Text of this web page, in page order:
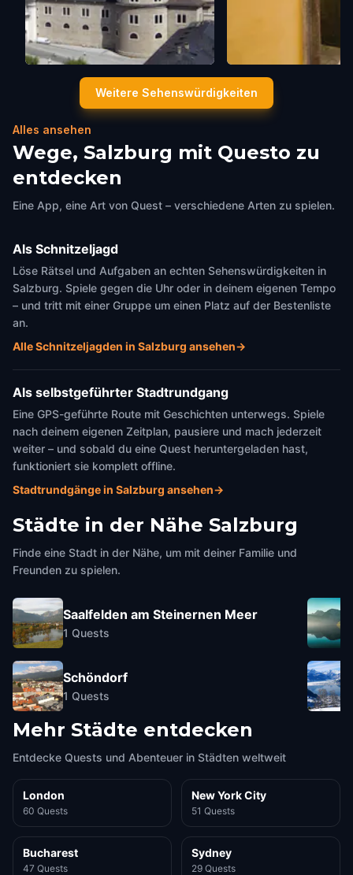
Salzburg Cathedral
Austria
Mozart's Birthplace
Salzburg
Weitere Sehenswürdigkeiten
Alles ansehen
Wege, Salzburg mit Questo zu
entdecken
Eine App, eine Art von Quest – verschiedene Arten zu spielen.
Als Schnitzeljagd
Löse Rätsel und Aufgaben an echten Sehenswürdigkeiten in
Salzburg. Spiele gegen die Uhr oder in deinem eigenen Tempo
– und tritt mit einer Gruppe um einen Platz auf der Bestenliste
an.
Alle Schnitzeljagden in Salzburg ansehen→
Als selbstgeführter Stadtrundgang
Eine GPS-geführte Route mit Geschichten unterwegs. Spiele
nach deinem eigenen Zeitplan, pausiere und mach jederzeit
weiter – und sobald du eine Quest heruntergeladen hast,
funktioniert sie komplett offline.
Stadtrundgänge in Salzburg ansehen→
Städte in der Nähe Salzburg
Finde eine Stadt in der Nähe, um mit deiner Familie und
Freunden zu spielen.
Saalfelden am Steinernen Meer
1 Quests
Schöndorf
1 Quests
Mehr Städte entdecken
Entdecke Quests und Abenteuer in Städten weltweit
London
60 Quests
New York City
51 Quests
Bucharest
47 Quests
Sydney
29 Quests